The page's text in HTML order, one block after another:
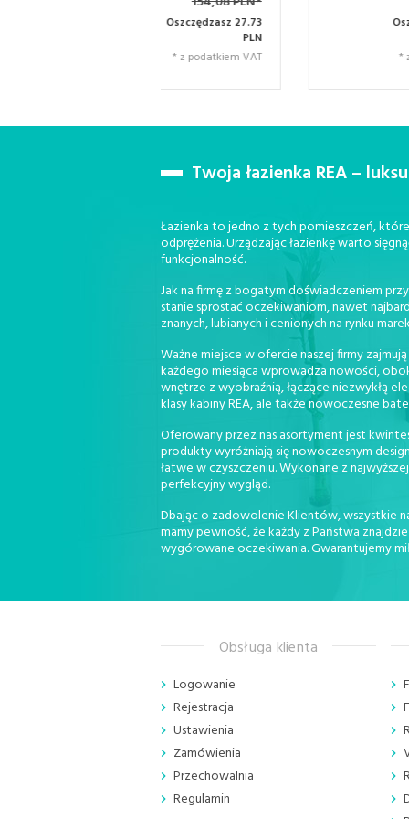
Oszczędzasz 47.12
Twoja łazienka REA –
Łazienka to jedno z tych pomieszczeń,
odprężenia. Urządzając łazienkę warto
funkcjonalność.
Jak na firmę z bogatym doświadczeniem
stanie sprostać oczekiwaniom, nawet
znanych, lubianych i cenionych na rynku
Ważne miejsce w ofercie naszej firmy
każdego miesiąca wprowadza nowości,
wnętrze z wyobraźnią, łączące niezwykłą
klasy kabiny REA, ale także nowoczesne
Oferowany przez nas asortyment jest
produkty wyróżniają się nowoczesnym
łatwe w czyszczeniu. Wykonane z
perfekcyjny wygląd.
Dbając o zadowolenie Klientów, wszystkie
mamy pewność, że każdy z Państwa
wygórowane oczekiwania. Gwarantujemy
Obsługa klienta
Logowanie
Rejestracja
Ustawienia
Zamówienia
Przechowalnia
Regulamin